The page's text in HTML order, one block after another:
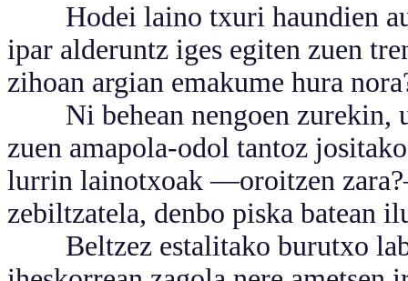
Hodei laino txuri haundien
ipar alderuntz iges egiten zuen
zihoan argian emakume hura
Ni behean nengoen zurekin,
zuen amapola-odol tantoz
lurrin lainotxoak —oroitzen
zebiltzatela, denbo piska batean
Beltzez estalitako burutxo